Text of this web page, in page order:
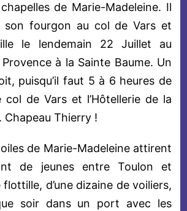
de Marie-Madeleine. Il
son fourgon au col de Vars et
le lendemain 22 Juillet au
à la Sainte Baume. Un
puisqu’il faut 5 à 6 heures de
de Vars et l’Hôtellerie de la
Chapeau Thierry !
de Marie-Madeleine attirent
de jeunes entre Toulon et
flottille, d’une dizaine de voiliers,
soir dans un port avec les